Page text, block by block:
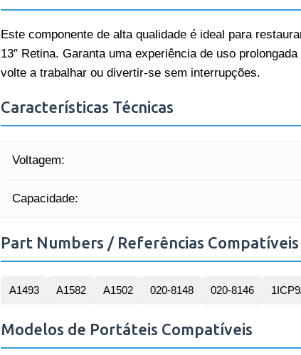
Este componente de alta qualidade é ideal para
13″ Retina. Garanta uma experiência de uso
volte a trabalhar ou divertir-se sem interrupções.
Características Técnicas
Voltagem:
Capacidade:
Part Numbers / Referências Compatíveis
A1493 A1582 A1502 020-8148 020-8146
Modelos de Portáteis Compatíveis